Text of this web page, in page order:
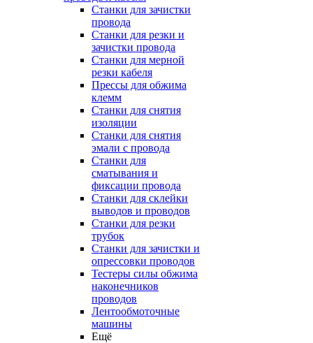
Станки для зачистки
провода
Станки для резки и
зачистки провода
Станки для мерной
резки кабеля
Прессы для обжима
клемм
Станки для снятия
изоляции
Станки для снятия
эмали с провода
Станки для
сматывания и
фиксации провода
Станки для склейки
выводов и проводов
Станки для резки
трубок
Станки для зачистки и
опрессовки проводов
Тестеры силы обжима
наконечников
проводов
Лентообмоточные
машины
Ещё